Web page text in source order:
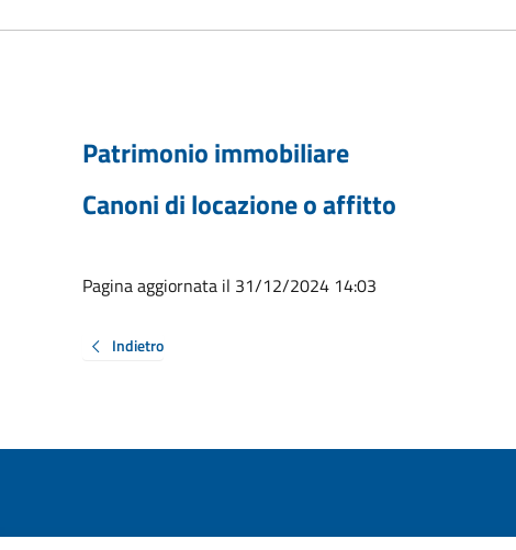
Patrimonio immobiliare
Canoni di locazione o affitto
Pagina aggiornata il 31/12/2024 14:03
Indietro